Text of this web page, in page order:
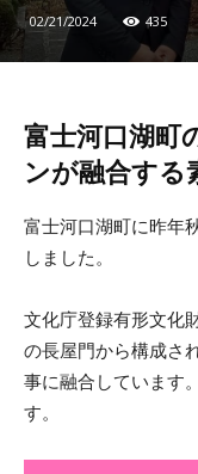
02/21/2024 435
富士河口湖町
ンが融合する
富士河口湖町に昨年
しました。
文化庁登録有形文化
の長屋門から構成さ
事に融合しています
す。